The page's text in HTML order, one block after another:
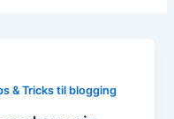
& Tricks til blogging